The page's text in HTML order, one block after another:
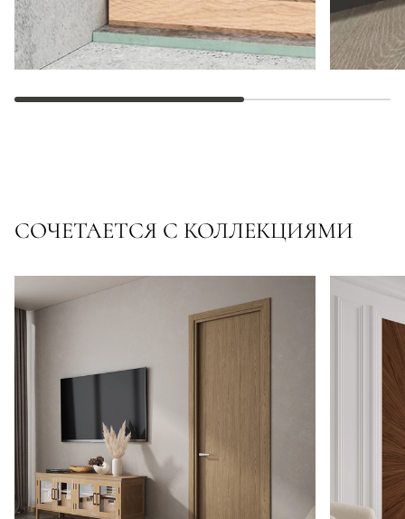
СОЧЕТАЕТСЯ С КОЛЛЕКЦИЯМИ